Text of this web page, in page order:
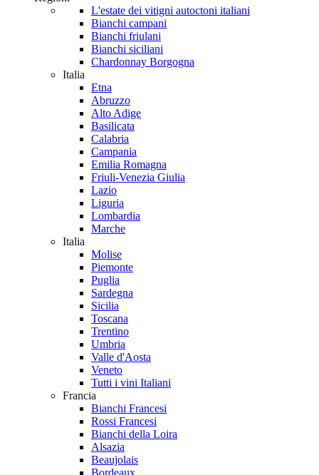
L'estate dei vitigni autoctoni italiani
Bianchi campani
Bianchi friulani
Bianchi siciliani
Chardonnay Borgogna
Italia
Etna
Abruzzo
Alto Adige
Basilicata
Calabria
Campania
Emilia Romagna
Friuli-Venezia Giulia
Lazio
Liguria
Lombardia
Marche
Italia
Molise
Piemonte
Puglia
Sardegna
Sicilia
Toscana
Trentino
Umbria
Valle d'Aosta
Veneto
Tutti i vini Italiani
Francia
Bianchi Francesi
Rossi Francesi
Bianchi della Loira
Alsazia
Beaujolais